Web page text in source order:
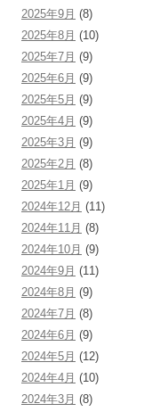
2025年9月 (8)
2025年8月 (10)
2025年7月 (9)
2025年6月 (9)
2025年5月 (9)
2025年4月 (9)
2025年3月 (9)
2025年2月 (8)
2025年1月 (9)
2024年12月 (11)
2024年11月 (8)
2024年10月 (9)
2024年9月 (11)
2024年8月 (9)
2024年7月 (8)
2024年6月 (9)
2024年5月 (12)
2024年4月 (10)
2024年3月 (8)